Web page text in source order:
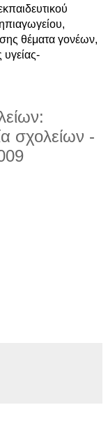
θέματα γονέων,
υγείας-
σχολείων -